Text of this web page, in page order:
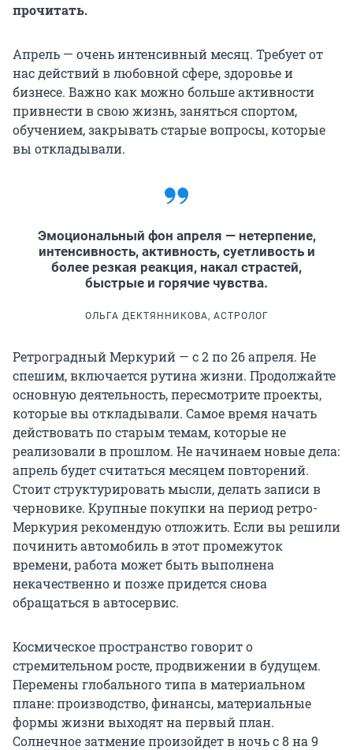
прочитать.
Апрель — очень интенсивный месяц. Требует от
нас действий в любовной сфере, здоровье и
бизнесе. Важно как можно больше активности
привнести в свою жизнь, заняться спортом,
обучением, закрывать старые вопросы, которые
вы откладывали.
Эмоциональный фон апреля — нетерпение,
интенсивность, активность, суетливость и
более резкая реакция, накал страстей,
быстрые и горячие чувства.
ОЛЬГА ДЕКТЯННИКОВА, АСТРОЛОГ
Ретроградный Меркурий — с 2 по 26 апреля. Не
спешим, включается рутина жизни. Продолжайте
основную деятельность, пересмотрите проекты,
которые вы откладывали. Самое время начать
действовать по старым темам, которые не
реализовали в прошлом. Не начинаем новые дела:
апрель будет считаться месяцем повторений.
Стоит структурировать мысли, делать записи в
черновике. Крупные покупки на период ретро-
Меркурия рекомендую отложить. Если вы решили
починить автомобиль в этот промежуток
времени, работа может быть выполнена
некачественно и позже придется снова
обращаться в автосервис.
Космическое пространство говорит о
стремительном росте, продвижении в будущем.
Перемены глобального типа в материальном
плане: производство, финансы, материальные
формы жизни выходят на первый план.
Солнечное затмение произойдет в ночь с 8 на 9